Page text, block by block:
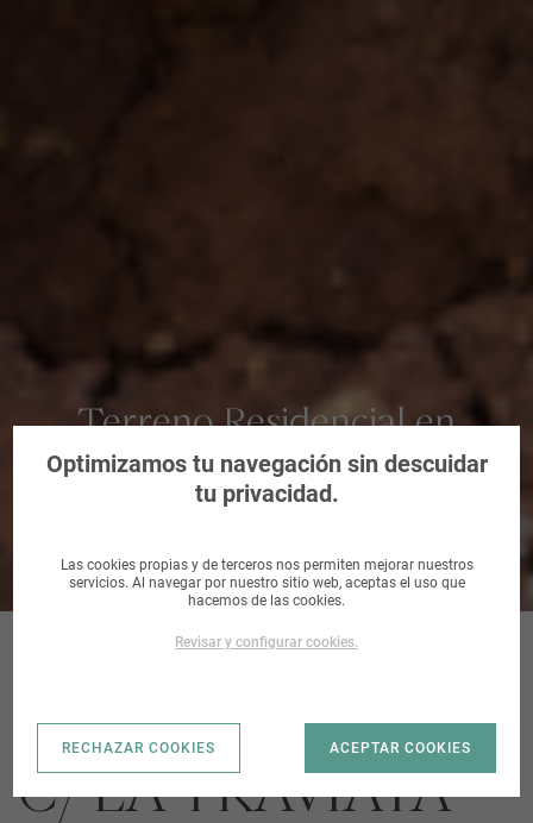
Terreno Residencial en
Valladolid
SUELO URBANO
C/ LA TRAVIATA
Optimizamos tu navegación sin descuidar
tu privacidad.
Las cookies propias y de terceros nos permiten mejorar nuestros
servicios. Al navegar por nuestro sitio web, aceptas el uso que
hacemos de las cookies.
Revisar y configurar cookies.
RECHAZAR COOKIES ACEPTAR COOKIES